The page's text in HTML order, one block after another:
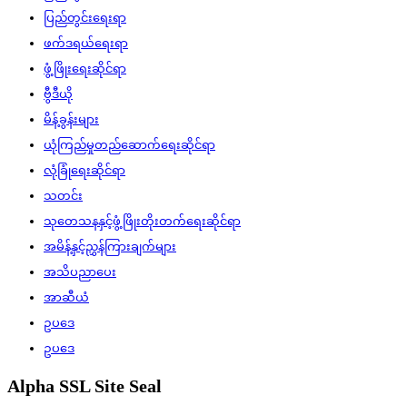
ပြည်တွင်းရေးရာ
ဖက်ဒရယ်ရေးရာ
ဖွံ့ဖြိုးရေးဆိုင်ရာ
ဗွီဒီယို
မိန့်ခွန်းများ
ယုံကြည်မှုတည်ဆောက်ရေးဆိုင်ရာ
လုံခြုံရေးဆိုင်ရာ
သတင်း
သုတေသနနှင့်ဖွံ့ဖြိုးတိုးတက်ရေးဆိုင်ရာ
အမိန့်နှင့်ညွှန်ကြားချက်များ
အသိပညာပေး
အာဆီယံ
ဥပဒေ
ဥပဒေ
Alpha SSL Site Seal